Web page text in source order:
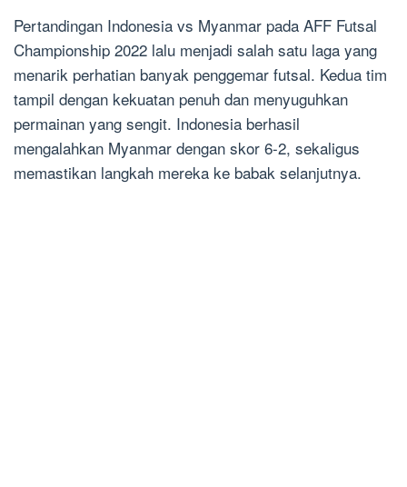
Pertandingan Indonesia vs Myanmar pada AFF Futsal
Championship 2022 lalu menjadi salah satu laga yang
menarik perhatian banyak penggemar futsal. Kedua tim
tampil dengan kekuatan penuh dan menyuguhkan
permainan yang sengit. Indonesia berhasil
mengalahkan Myanmar dengan skor 6-2, sekaligus
memastikan langkah mereka ke babak selanjutnya.